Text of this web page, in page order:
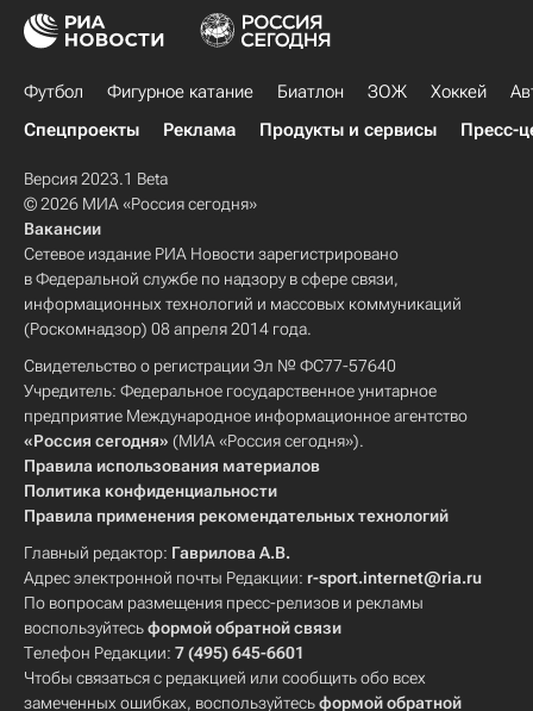
Футбол Фигурное катание Биатлон ЗОЖ Хоккей
Спецпроекты
Реклама Продукты и сервисы Пресс-
Версия 2023.1 Beta
© 2026 МИА «Россия сегодня»
Вакансии
Сетевое издание РИА Новости зарегистрировано
в Федеральной службе по надзору в сфере связи,
информационных технологий и массовых коммуникаций
(Роскомнадзор) 08 апреля 2014 года.
Свидетельство о регистрации Эл № ФС77-57640
Учредитель: Федеральное государственное унитарное
предприятие Международное информационное агентство
«Россия сегодня» (МИА «Россия сегодня»).
Правила использования материалов
Политика конфиденциальности
Правила применения рекомендательных технологий
Главный редактор: Гаврилова А.В.
Адрес электронной почты Редакции: r-sport.internet@ria.ru
По вопросам размещения пресс-релизов и рекламы
воспользуйтесьформой обратной связи
Телефон Редакции: 7 (495) 645-6601
Чтобы связаться с редакцией или сообщить обо всех
замеченных ошибках, воспользуйтесьформой обратной